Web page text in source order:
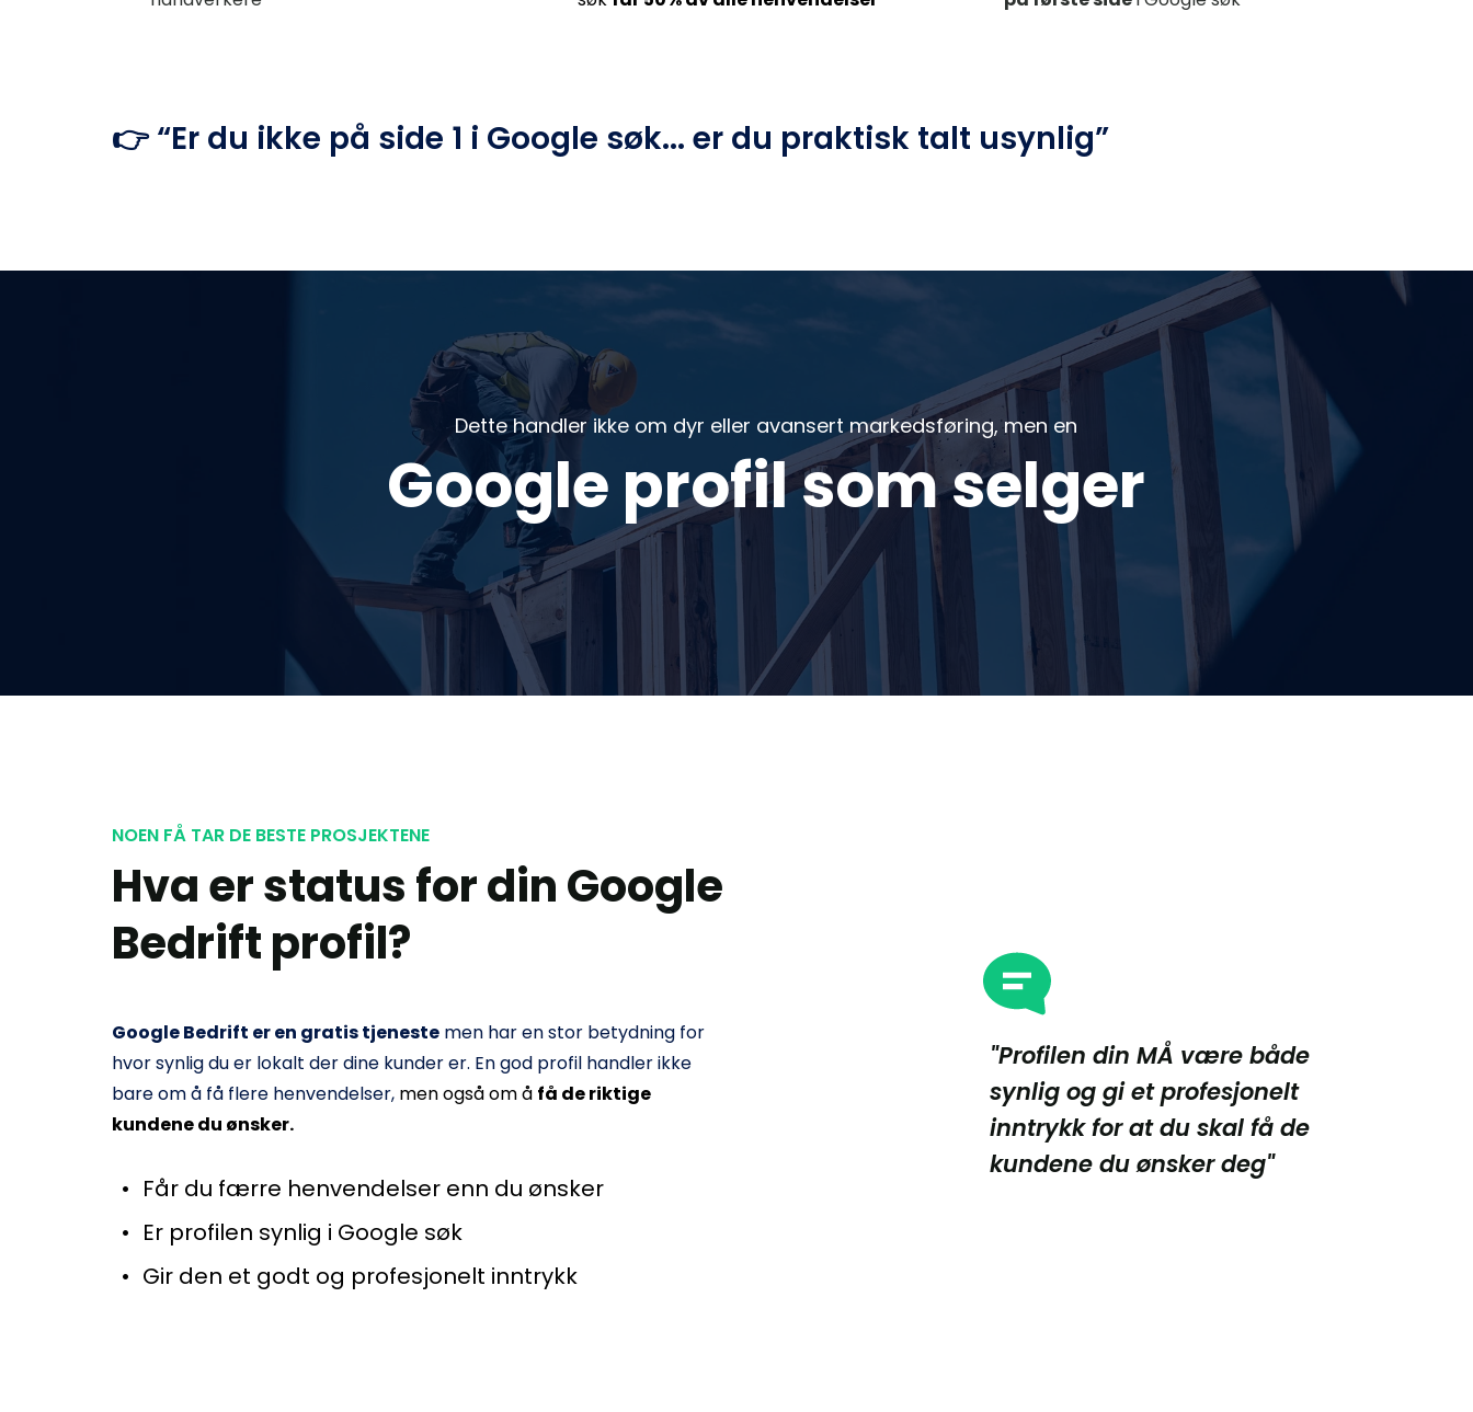
👉 “Er du ikke på side 1 i Google søk... er du praktisk talt usynlig”
Dette handler ikke om dyr eller avansert markedsføring, men en
Google profil som selger
NOEN FÅ TAR DE BESTE PROSJEKTENE
Hva er status for din Google
Bedrift profil?
Google Bedrift er en gratis tjeneste men har en stor betydning for
hvor synlig du er lokalt der dine kunder er. En god profil handler ikke
bare om å få flere henvendelser, men også om å få de riktige
kundene du ønsker.
Får du færre henvendelser enn du ønsker
Er profilen synlig i Google søk
Gir den et godt og profesjonelt inntrykk
"Profilen din MÅ være både
synlig og gi et profesjonelt
inntrykk for at du skal få de
kundene du ønsker deg"